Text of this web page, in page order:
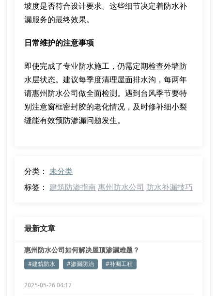
坡度是否符合设计要求。这些细节决定着防水补
漏服务的最终效果。
日常维护的注意事项
即使完成了专业防水施工，仍需定期检查外墙防
水层状态。建议每季度清理屋面排水沟，每两年
请惠州防水公司做全面检测。遇到台风季节要特
别注意窗框密封胶的老化情况，及时修补细小裂
缝能有效预防渗漏问题发生。
分类： 未分类
标签： 建筑防渗指南惠州防水公司 防水补漏技巧
最新文章
惠州防水公司如何解决屋顶渗漏难题？
#建筑防水 #渗漏防治 #补漏工程
2025-05-26 04:17